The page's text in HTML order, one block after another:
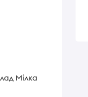
Мілка цілий горіх